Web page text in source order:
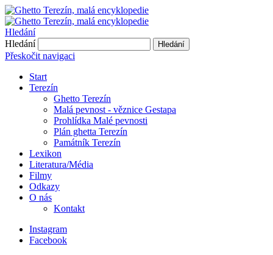
Hledání
Hledání
Hledání
Přeskočit navigaci
Start
Terezín
Ghetto Terezín
Malá pevnost - věznice Gestapa
Prohlídka Malé pevnosti
Plán ghetta Terezín
Památník Terezín
Lexikon
Literatura/Média
Filmy
Odkazy
O nás
Kontakt
Instagram
Facebook